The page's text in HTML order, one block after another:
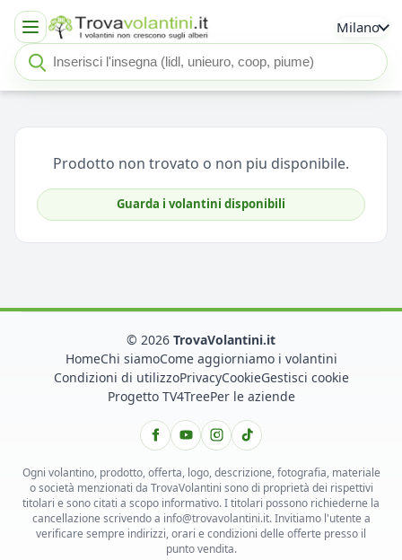
Milano
Cerca insegna o negozio
Seleziona un'insegna
Prodotto non trovato o non piu disponibile.
Guarda i volantini disponibili
© 2026 TrovaVolantini.it
HomeChi siamoCome aggiorniamo i volantini
Condizioni di utilizzoPrivacyCookieGestisci cookie
Progetto TV4TreePer le aziende
Ogni volantino, prodotto, offerta, logo, descrizione, fotografia, materiale
o società menzionati da TrovaVolantini sono di proprietà dei rispettivi
titolari e sono citati a scopo informativo. I titolari possono richiederne la
cancellazione scrivendo a info@trovavolantini.it. Invitiamo l'utente a
verificare sempre indirizzi, orari e condizioni delle offerte presso il
punto vendita.